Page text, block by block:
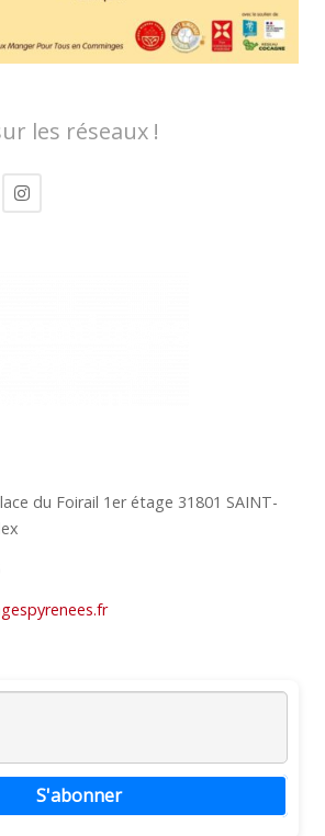
les réseaux !
du Foirail 1er étage 31801 SAINT-
S'abonner